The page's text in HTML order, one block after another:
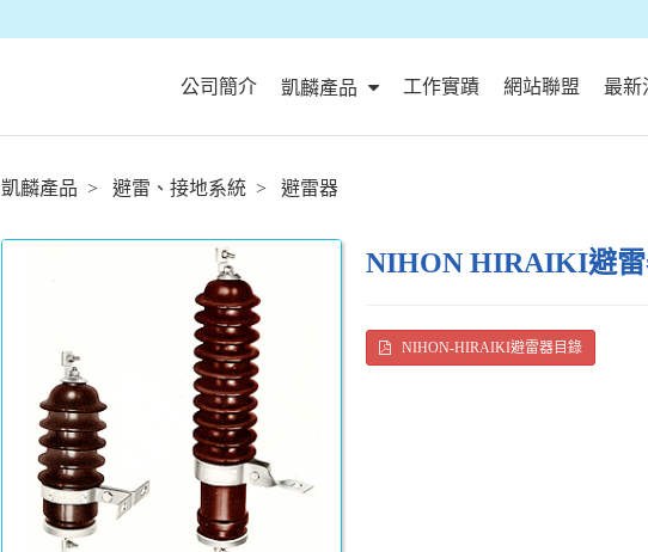
公司簡介 凱麟產品 工作實蹟 網站聯盟 最新
凱麟產品 避雷、接地系統 避雷器
NIHON HIRAIKI避
NIHON-HIRAIKI避雷器目錄